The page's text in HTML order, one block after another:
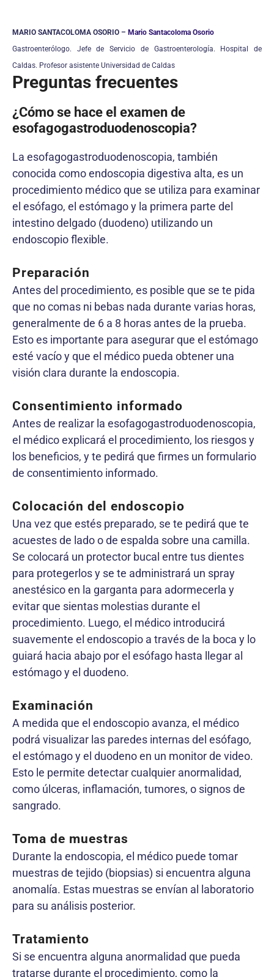
MARIO SANTACOLOMA OSORIO – Mario Santacoloma Osorio
Gastroenterólogo. Jefe de Servicio de Gastroenterología. Hospital de
Caldas. Profesor asistente Universidad de Caldas
Preguntas frecuentes
¿Cómo se hace el examen de
esofagogastroduodenoscopia?
La esofagogastroduodenoscopia, también
conocida como endoscopia digestiva alta, es un
procedimiento médico que se utiliza para examinar
el esófago, el estómago y la primera parte del
intestino delgado (duodeno) utilizando un
endoscopio flexible.
Preparación
Antes del procedimiento, es posible que se te pida
que no comas ni bebas nada durante varias horas,
generalmente de 6 a 8 horas antes de la prueba.
Esto es importante para asegurar que el estómago
esté vacío y que el médico pueda obtener una
visión clara durante la endoscopia.
Consentimiento informado
Antes de realizar la esofagogastroduodenoscopia,
el médico explicará el procedimiento, los riesgos y
los beneficios, y te pedirá que firmes un formulario
de consentimiento informado.
Colocación del endoscopio
Una vez que estés preparado, se te pedirá que te
acuestes de lado o de espalda sobre una camilla.
Se colocará un protector bucal entre tus dientes
para protegerlos y se te administrará un spray
anestésico en la garganta para adormecerla y
evitar que sientas molestias durante el
procedimiento. Luego, el médico introducirá
suavemente el endoscopio a través de la boca y lo
guiará hacia abajo por el esófago hasta llegar al
estómago y el duodeno.
Examinación
A medida que el endoscopio avanza, el médico
podrá visualizar las paredes internas del esófago,
el estómago y el duodeno en un monitor de video.
Esto le permite detectar cualquier anormalidad,
como úlceras, inflamación, tumores, o signos de
sangrado.
Toma de muestras
Durante la endoscopia, el médico puede tomar
muestras de tejido (biopsias) si encuentra alguna
anomalía. Estas muestras se envían al laboratorio
para su análisis posterior.
Tratamiento
Si se encuentra alguna anormalidad que pueda
tratarse durante el procedimiento, como la